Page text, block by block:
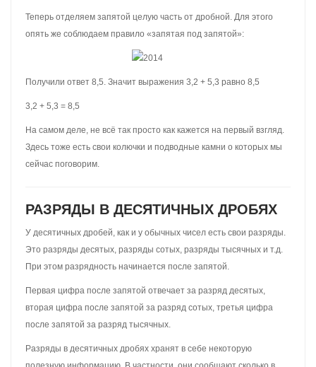
Теперь отделяем запятой целую часть от дробной. Для этого
опять же соблюдаем правило «запятая под запятой»:
Получили ответ 8,5. Значит выражения 3,2 + 5,3 равно 8,5
3,2 + 5,3 = 8,5
На самом деле, не всё так просто как кажется на первый взгляд.
Здесь тоже есть свои колючки и подводные камни о которых мы
сейчас поговорим.
РАЗРЯДЫ В ДЕСЯТИЧНЫХ ДРОБЯХ
У десятичных дробей, как и у обычных чисел есть свои разряды.
Это разряды десятых, разряды сотых, разряды тысячных и т.д.
При этом разрядность начинается после запятой.
Первая цифра после запятой отвечает за разряд десятых,
вторая цифра после запятой за разряд сотых, третья цифра
после запятой за разряд тысячных.
Разряды в десятичных дробях хранят в себе некоторую